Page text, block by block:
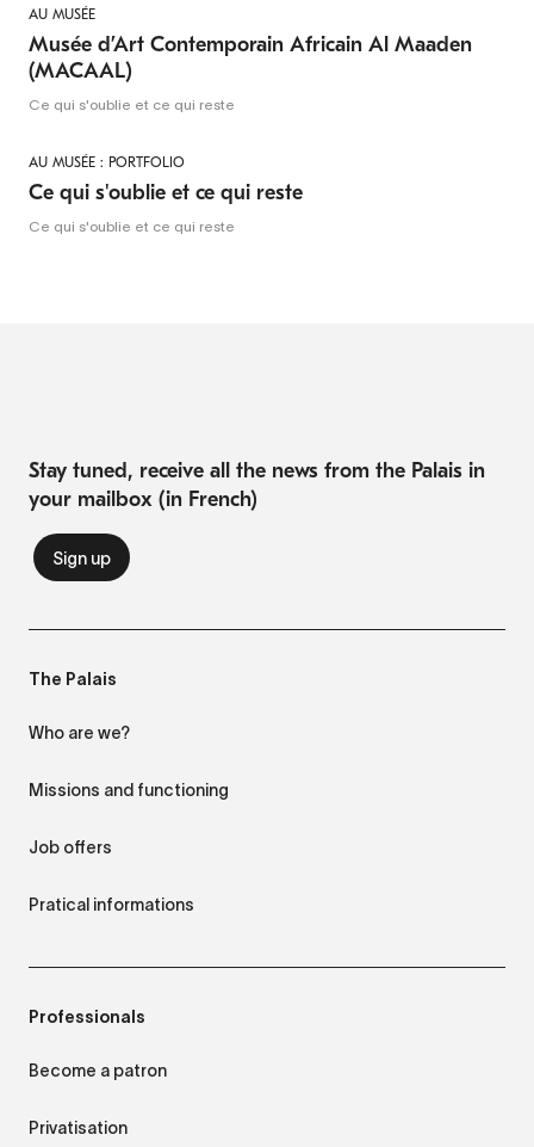
AU MUSÉE
Musée d’Art Contemporain Africain Al Maaden
(MACAAL)
Ce qui s'oublie et ce qui reste
AU MUSÉE : PORTFOLIO
Ce qui s'oublie et ce qui reste
Ce qui s'oublie et ce qui reste
Stay tuned, receive all the news from the Palais in
your mailbox (in French)
The Palais
Who are we?
Missions and functioning
Job offers
Pratical informations
Professionals
Become a patron
Privatisation